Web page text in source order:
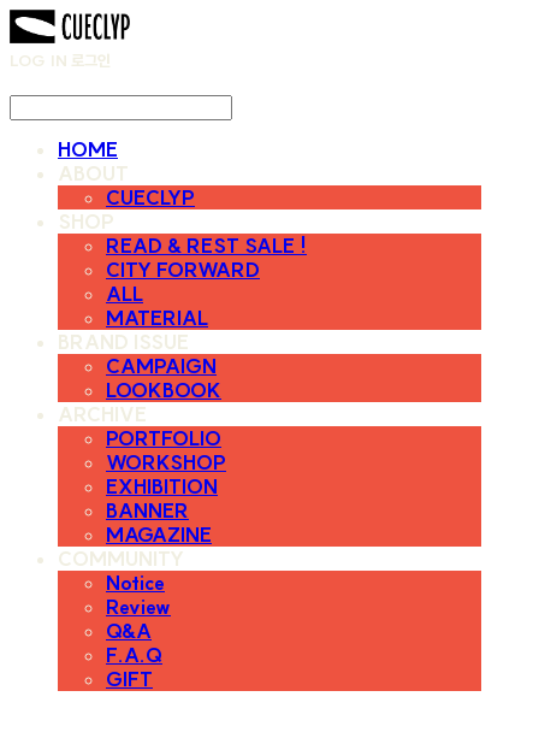
LOG IN 로그인
HOME
ABOUT
CUECLYP
SHOP
READ & REST SALE !
CITY FORWARD
ALL
MATERIAL
BRAND ISSUE
CAMPAIGN
LOOKBOOK
ARCHIVE
PORTFOLIO
WORKSHOP
EXHIBITION
BANNER
MAGAZINE
COMMUNITY
Notice
Review
Q&A
F.A.Q
GIFT